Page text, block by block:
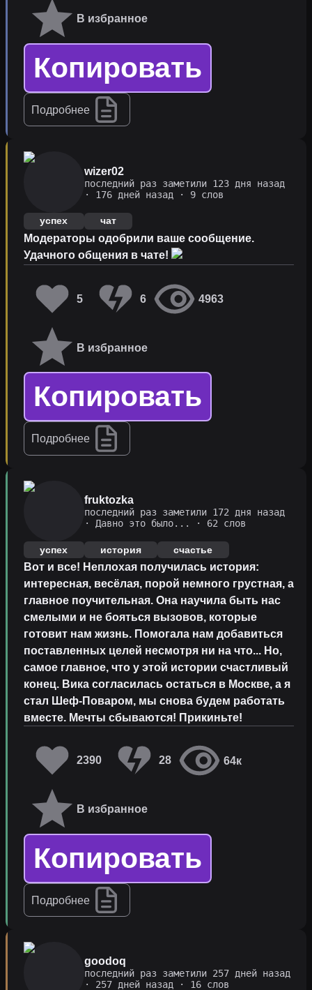
В избранное
Копировать
Подробнее
wizer02
последний раз заметили 123 дня назад
·
176 дней назад · 9 слов
успех чат
Модераторы одобрили ваше сообщение.
Удачного общения в чате!
5 6 4963
В избранное
Копировать
Подробнее
fruktozka
последний раз заметили 172 дня назад
·
Давно это было... · 62 слов
успех история счастье
Вот и все! Неплохая получилась история:
интересная, весёлая, порой немного грустная, а
главное поучительная. Она научила быть нас
смелыми и не бояться вызовов, которые
готовит нам жизнь. Помогала нам добавиться
поставленных целей несмотря ни на что... Но,
самое главное, что у этой истории счастливый
конец. Вика согласилась остаться в Москве, а я
стал Шеф-Поваром, мы снова будем работать
вместе. Мечты сбываются! Прикиньте!
2390 28 64к
В избранное
Копировать
Подробнее
goodoq
последний раз заметили 257 дней назад
·
257 дней назад · 16 слов